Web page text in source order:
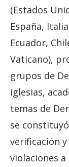
(Estados
España,
Ecuador,
Vaticano),
grupos de
iglesias,
temas de
se
verificación
violaciones a